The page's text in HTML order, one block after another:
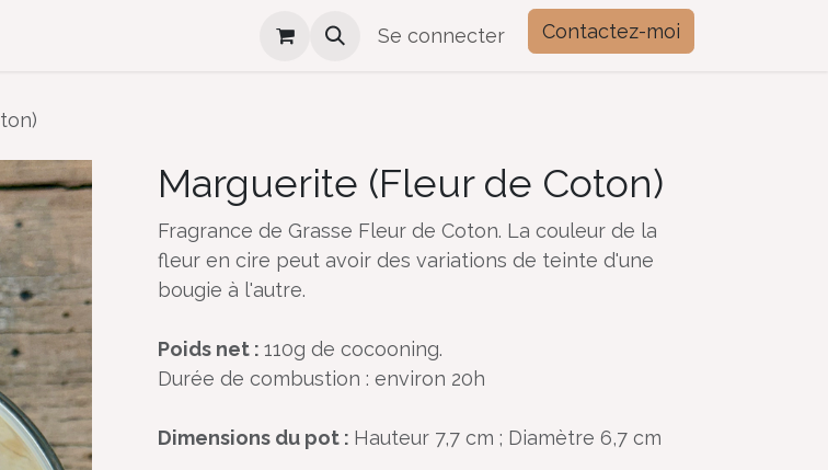
Où me trouver Se connecter Contactez-moi
Marguerite (Fleur de Coton)
Fragrance de Grasse Fleur de Coton. La couleur de la
fleur en cire peut avoir des variations de teinte d'une
bougie à l'autre.
Poids net : 110g de cocooning.
Durée de combustion : environ 20h
Dimensions du pot : Hauteur 7,7 cm ; Diamètre 6,7 cm